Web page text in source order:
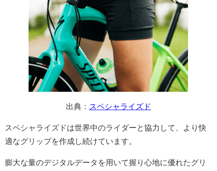
出典： スペシャライズド
スペシャライズドは世界中のライダーと協力して、より快
適なグリップを作成し続けています。
膨大な量のデジタルデータを用いて握り心地に優れたグリ